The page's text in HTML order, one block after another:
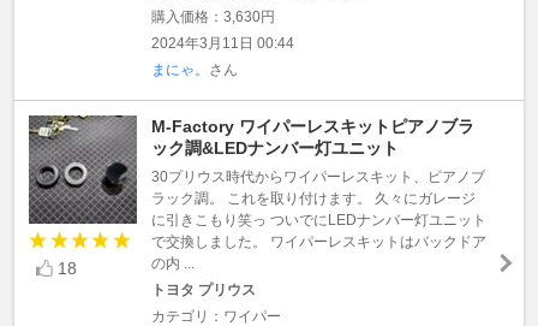
購入価格：3,630円
2024年3月11日 00:44
まにゃ。 さん
18
M-Factory ワイパーレスキットピアノブラ
ック調&LEDナンバー灯ユニット
30プリウス時代からワイパーレスキット、ピアノブ
ラック調。 これを取り付けます。 久々にガレージ
に引きこもり笑っ ついでにLEDナンバー灯ユニット
で交換しました。 ワイパーレスキットはバックドア
の内 ...
トヨタ プリウス
カテゴリ：ワイパー